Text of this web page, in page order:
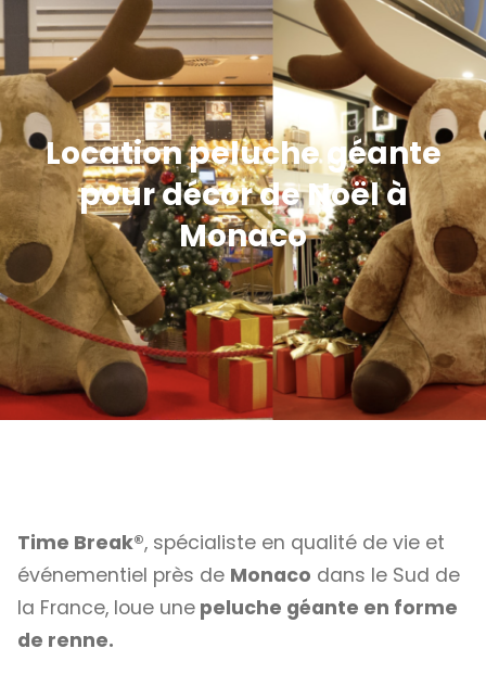
Location peluche géante
pour décor de Noël à
Monaco
Time Break®, spécialiste en qualité de vie et
événementiel près de Monaco dans le Sud de
la France, loue une peluche géante en forme
de renne.